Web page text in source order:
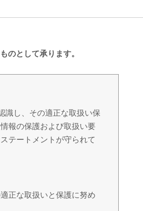
のとして承ります。
識し、その適正な取扱い保
報の保護および取扱い要
テートメントが守られて
正な取扱いと保護に努め